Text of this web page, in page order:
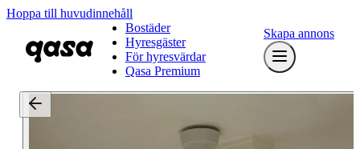
Hoppa till huvudinnehåll
Bostäder
Hyresgäster
För hyresvärdar
Qasa Premium
Skapa annons